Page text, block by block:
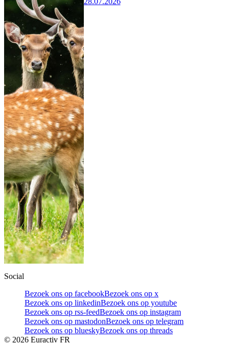
Social
Bezoek ons op facebookBezoek ons op x
Bezoek ons op linkedinBezoek ons op youtube
Bezoek ons op rss-feedBezoek ons op instagram
Bezoek ons op mastodonBezoek ons op telegram
Bezoek ons op blueskyBezoek ons op threads
© 2026 Euractiv FR